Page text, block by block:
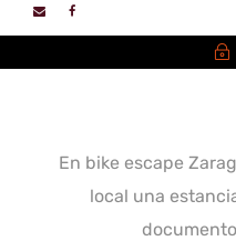
En bike escape
local una